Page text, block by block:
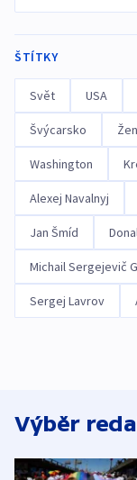
ŠTÍTKY
Svět USA
Švýcarsko
Washington
Alexej Navalnyj
Jan Šmíd
Michail Sergejevič
Sergej Lavrov
Výběr